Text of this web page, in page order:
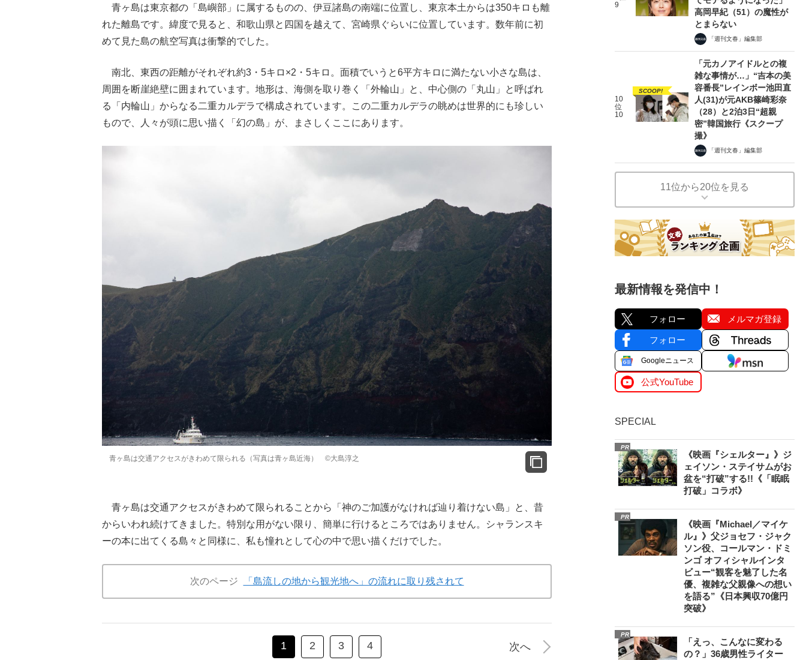
青ヶ島は東京都の「島嶼部」に属するものの、伊豆諸島の南端に位置し、東京本土からは350キロも離
れた離島です。緯度で見ると、和歌山県と四国を越えて、宮崎県ぐらいに位置しています。数年前に初
めて見た島の航空写真は衝撃的でした。
南北、東西の距離がそれぞれ約3・5キロ×2・5キロ。面積でいうと6平方キロに満たない小さな島は、
周囲を断崖絶壁に囲まれています。地形は、海側を取り巻く「外輪山」と、中心側の「丸山」と呼ばれ
る「内輪山」からなる二重カルデラで構成されています。この二重カルデラの眺めは世界的にも珍しい
もので、人々が頭に思い描く「幻の島」が、まさしくここにあります。
青ヶ島は交通アクセスがきわめて限られる（写真は青ヶ島近海） ©️大島淳之
青ヶ島は交通アクセスがきわめて限られることから「神のご加護がなければ辿り着けない島」と、昔
からいわれ続けてきました。特別な用がない限り、簡単に行けるところではありません。シャランスキ
ーの本に出てくる島々と同様に、私も憧れとして心の中で思い描くだけでした。
次のページ 「島流しの地から観光地へ」の流れに取り残されて
1 2 3 4 次へ
9
高岡早紀（51）の魔性が
とまらない
「週刊文春」編集部
10
位
10
SCOOP!
「元カノアイドルとの複
雑な事情が…」“吉本の美
容番長”レインボー池田直
人(31)が元AKB篠崎彩奈
（28）と2泊3日“超親
密”韓国旅行《スクープ
撮》
「週刊文春」編集部
11位から20位を見る
最新情報を発信中！
フォロー メルマガ登録
フォロー
Googleニュース
公式YouTube
SPECIAL
PR
《映画『シェルター』》ジ
ェイソン・ステイサムがお
盆を“打破”する!!《「眠眠
打破」コラボ》
PR
《映画『Michael／マイケ
ル』》父ジョセフ・ジャク
ソン役、コールマン・ドミ
ンゴ オフィシャルインタ
ビュー“観客を魅了した名
優、複雑な父親像への想い
を語る”《日本興収70億円
突破》
PR
「えっ、こんなに変わる
の？」36歳男性ライター